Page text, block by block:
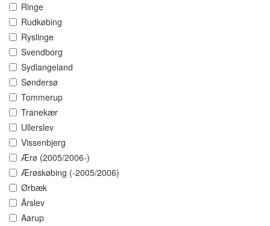
Ringe
Rudkøbing
Ryslinge
Svendborg
Sydlangeland
Søndersø
Tommerup
Tranekær
Ullerslev
Vissenbjerg
Ærø (2005/2006-)
Ærøskøbing (-2005/2006)
Ørbæk
Årslev
Aarup